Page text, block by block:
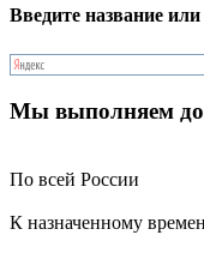
Введите название
Мы выполняем
По всей России
К назначенному